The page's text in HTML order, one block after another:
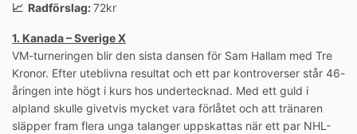
📈 Radförslag:72kr
1. Kanada – Sverige X
VM-turneringen blir den sista dansen för Sam Hallam med Tre
Kronor. Efter uteblivna resultat och ett par kontroverser står 46-
åringen inte högt i kurs hos undertecknad. Med ett guld i
alpland skulle givetvis mycket vara förlåtet och att tränaren
släpper fram flera unga talanger uppskattas när ett par NHL-